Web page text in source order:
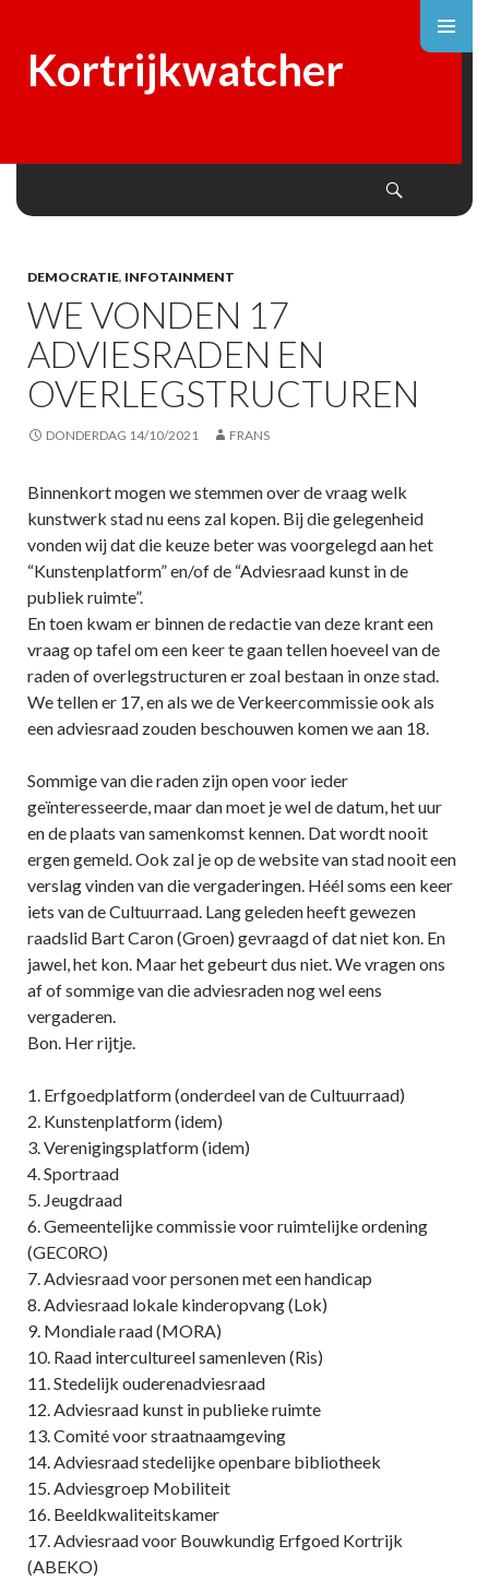
Kortrijkwatcher
DEMOCRATIE, INFOTAINMENT
WE VONDEN 17
ADVIESRADEN EN
OVERLEGSTRUCTUREN
DONDERDAG 14/10/2021 FRANS
Binnenkort mogen we stemmen over de vraag welk
kunstwerk stad nu eens zal kopen. Bij die gelegenheid
vonden wij dat die keuze beter was voorgelegd aan het
“Kunstenplatform” en/of de “Adviesraad kunst in de
publiek ruimte”.
En toen kwam er binnen de redactie van deze krant een
vraag op tafel om een keer te gaan tellen hoeveel van de
raden of overlegstructuren er zoal bestaan in onze stad.
We tellen er 17, en als we de Verkeercommissie ook als
een adviesraad zouden beschouwen komen we aan 18.
Sommige van die raden zijn open voor ieder
geïnteresseerde, maar dan moet je wel de datum, het uur
en de plaats van samenkomst kennen. Dat wordt nooit
ergen gemeld. Ook zal je op de website van stad nooit een
verslag vinden van die vergaderingen. Héél soms een keer
iets van de Cultuurraad. Lang geleden heeft gewezen
raadslid Bart Caron (Groen) gevraagd of dat niet kon. En
jawel, het kon. Maar het gebeurt dus niet. We vragen ons
af of sommige van die adviesraden nog wel eens
vergaderen.
Bon. Her rijtje.
1. Erfgoedplatform (onderdeel van de Cultuurraad)
2. Kunstenplatform (idem)
3. Verenigingsplatform (idem)
4. Sportraad
5. Jeugdraad
6. Gemeentelijke commissie voor ruimtelijke ordening
(GEC0RO)
7. Adviesraad voor personen met een handicap
8. Adviesraad lokale kinderopvang (Lok)
9. Mondiale raad (MORA)
10. Raad intercultureel samenleven (Ris)
11. Stedelijk ouderenadviesraad
12. Adviesraad kunst in publieke ruimte
13. Comité voor straatnaamgeving
14. Adviesraad stedelijke openbare bibliotheek
15. Adviesgroep Mobiliteit
16. Beeldkwaliteitskamer
17. Adviesraad voor Bouwkundig Erfgoed Kortrijk
(ABEKO)